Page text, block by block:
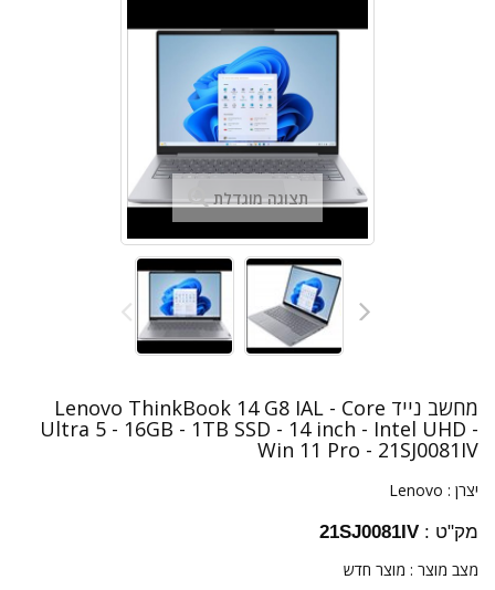
תצוגה מוגדלת
מחשב נייד Lenovo ThinkBook 14 G8 IAL - Core
Ultra 5 - 16GB - 1TB SSD - 14 inch - Intel UHD -
Win 11 Pro - 21SJ0081IV
יצרן : Lenovo
מק"ט : 21SJ0081IV
מצב מוצר : מוצר חדש